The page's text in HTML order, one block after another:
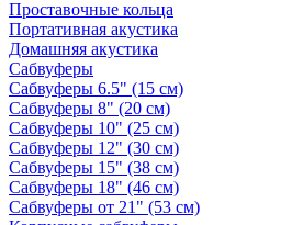
Проставочные кольца
Портативная акустика
Домашняя акустика
Сабвуферы
Сабвуферы 6.5" (15 см)
Сабвуферы 8" (20 см)
Сабвуферы 10" (25 см)
Сабвуферы 12" (30 см)
Сабвуферы 15" (38 см)
Сабвуферы 18" (46 см)
Сабвуферы от 21" (53 см)